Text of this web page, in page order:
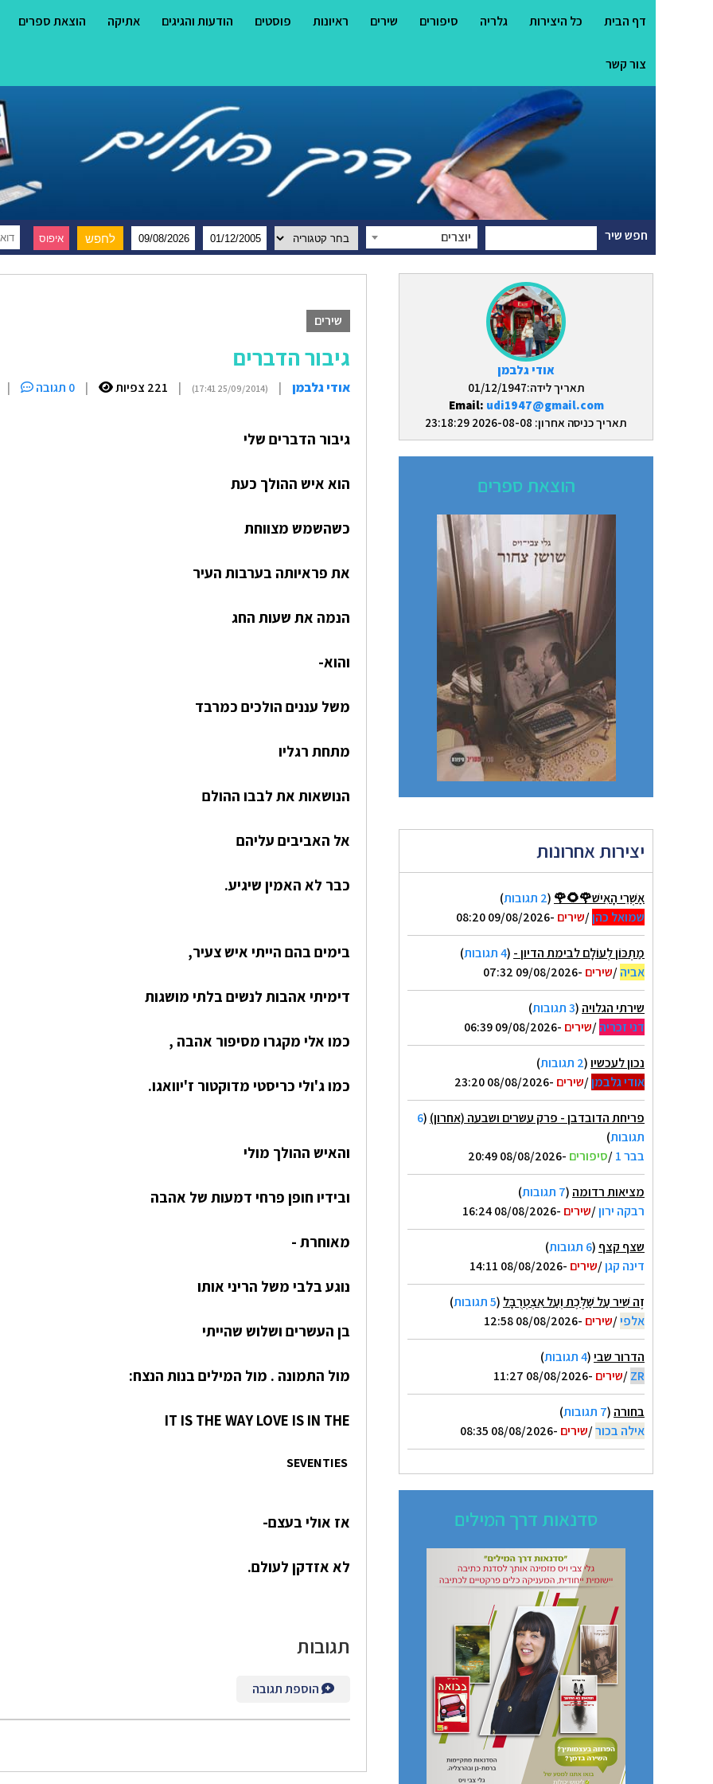
דף הבית כל היצירות גלריה סיפורים שירים ראיונות פוסטים הודעות והגיגים אתיקה הוצאת ספרים
צור קשר
חפש שיר יוצרים
אודי גלבמן
תאריך לידה:01/12/1947
Email: udi1947@gmail.com
תאריך כניסה אחרון: 2026-08-08 23:18:29
הוצאת ספרים
יצירות אחרונות
אַשְׁרֵי הָאִישׁ🌹🌻🌹 (2 תגובות
)
שמואל כהן/שירים -09/08/2026 08:20
מַתְכּוֹן לְעוֹלָם לבימת הדיון - (4 תגובות
)
אביה/שירים -09/08/2026 07:32
שירתי הגלויה (3 תגובות
)
דני זכריה/שירים -09/08/2026 06:39
נכון לעכשיו(2 תגובות
)
אודי גלבמן/שירים -08/08/2026 23:20
פריחת הדובדבן - פרק עשרים ושבעה (אחרון) (
6
תגובות)
בבר 1
/סיפורים -08/08/2026 20:49
מציאות רדומה (7 תגובות
)
רבקה ירון/שירים -08/08/2026 16:24
שצף קצף (6 תגובות
)
דינה קגן/שירים -08/08/2026 14:11
זֶה שִׁיר עַל שַׁלֶּכֶת וְעַל אִצְטְרֻבָּל (5 תגובות
)
אלפי/שירים -08/08/2026 12:58
הדרור שבי(4 תגובות
)
ZR
/שירים -08/08/2026 11:27
בחורה (7 תגובות
)
אילה בכור/שירים -08/08/2026 08:35
סדנאות דרך המילים
שירים
גיבור הדברים
אודי גלבמן |
(25/09/2014 17:41)
| 221 צפיות | 0 תגובה |
גיבור הדברים שלי
הוא איש ההולך כעת
כשהשמש מצווחת
את פראיותה בערבות העיר
הנמה את שעות החג
והוא-
משל עננים הולכים כמרבד
מתחת רגליו
הנושאות את לבבו ההולם
אל האביבים עליהם
כבר לא האמין שיגיע.
בימים בהם הייתי איש צעיר,
דימיתי אהבות לנשים בלתי מושגות
כמו אלי מקגרו מסיפור אהבה ,
כמו ג'ולי כריסטי מדוקטור ז'יוואגו.
והאיש ההולך מולי
ובידיו חופן פרחי דמעות של אהבה
מאוחרת -
נוגע בלבי משל הריני אותו
בן העשרים ושלוש שהייתי
מול התמונה . מול המילים בנות הנצח:
IT IS THE WAY LOVE IS IN THE
אז אולי בעצם-
לא אזדקן לעולם.
תגובות
הוספת תגובה